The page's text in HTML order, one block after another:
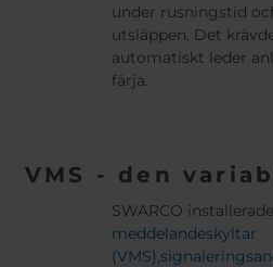
under rusningstid
utsläppen. Det
automatiskt leder
färja.
VMS - den
SWARCO
meddelandeskyltar
(VMS),